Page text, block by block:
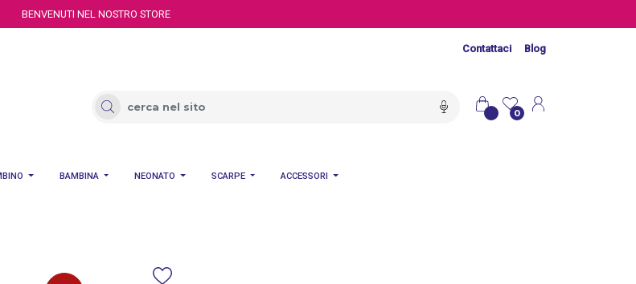
BENVENUTI NEL NOSTRO STORE
Contattaci Blog
0
BAMBINA NEONATO SCARPE ACCESSORI